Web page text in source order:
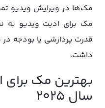
مک‌ها در ویرایش ویدیو
مک برای ادیت ویدیو به
قدرت پردازشی یا بودجه
داشت.
بهترین مک برای
سال ۲۰۲۵